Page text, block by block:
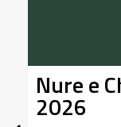
Nure e
2026